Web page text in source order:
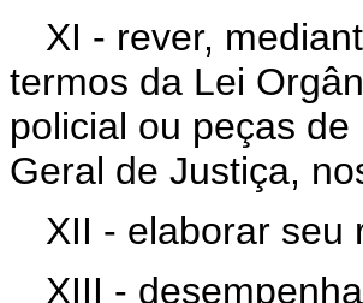
XI - rever,
termos da Lei
policial ou peças
Geral de Justiça,
XII - elaborar seu
XIII -